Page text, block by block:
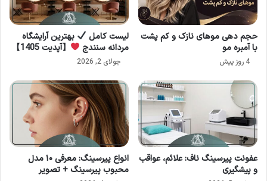
حجم دهی موهای نازک و کم‌ پشت
با آمبره مو
4 روز پیش
لیست کامل
بهترین آرایشگاه
مردانه سنندج
【آپدیت 1405】
جولای 2, 2026
عفونت پیرسینگ ناف: علائم، عواقب
و پیشگیری
انواع پیرسینگ: معرفی ۱۰ مدل
محبوب پیرسینگ + تصویر